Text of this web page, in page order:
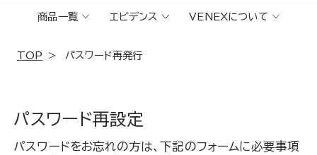
商品一覧 エビデンス VENEXについて
TOP パスワード再発行
パスワード再設定
パスワードをお忘れの方は、下記のフォームに必要事項